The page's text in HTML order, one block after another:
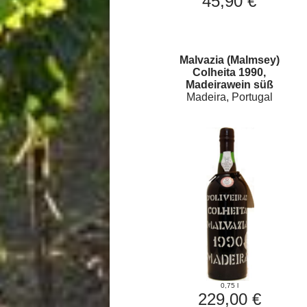
Malvazia (Malmsey)
Colheita 1990,
Madeirawein süß
Madeira, Portugal
0,75 l
229,00 €